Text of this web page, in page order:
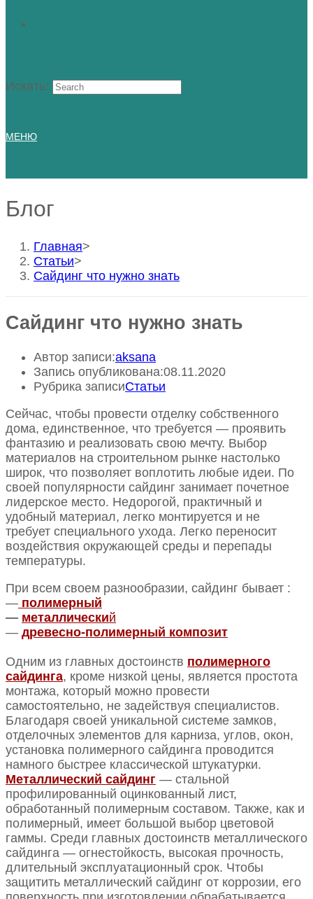
Искать:
МЕНЮ
Блог
Главная>
Статьи>
Сайдинг что нужно знать
Сайдинг что нужно знать
Автор записи:aksana
Запись опубликована:08.11.2020
Рубрика записиСтатьи
Сейчас, чтобы провести отделку собственного
дома, единственное, что требуется — проявить
фантазию и реализовать свою мечту. Выбор
материалов на строительном рынке настолько
широк, что позволяет воплотить любые идеи. По
своей популярности сайдинг занимает почетное
лидерское место. Недорогой, практичный и
удобный материал, легко монтируется и не
требует специального ухода. Легко переносит
воздействия окружающей среды и перепады
температуры.
При всем своем разнообразии, сайдинг бывает :
— полимерный
— металлический
— древесно-полимерный композит
Одним из главных достоинств полимерного
сайдинга, кроме низкой цены, является простота
монтажа, который можно провести
самостоятельно, не задействуя специалистов.
Благодаря своей уникальной системе замков,
отделочных элементов для карниза, углов, окон,
установка полимерного сайдинга проводится
намного быстрее классической штукатурки.
Металлический сайдинг — стальной
профилированный оцинкованный лист,
обработанный полимерным составом. Также, как и
полимерный, имеет большой выбор цветовой
гаммы. Среди главных достоинств металлического
сайдинга — огнестойкость, высокая прочность,
длительный эксплуатационный срок. Чтобы
защитить металлический сайдинг от коррозии, его